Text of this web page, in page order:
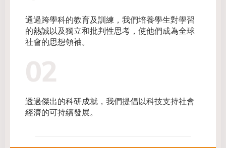
通過跨學科的教育及訓練，我們培養學生對學習
的熱誠以及獨立和批判性思考，使他們成為全球
社會的思想領袖。
02
透過傑出的科研成就，我們提倡以科技支持社會
經濟的可持續發展。